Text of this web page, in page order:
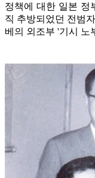
정책에 대한 일본 정
직 추방되었던 전범
베의 외조부 '기시 노